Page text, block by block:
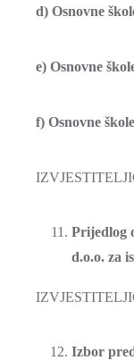
d) Osnovne
e) Osnovne
f) Osnovne
Prijedlog
d.o.o. za
Izbor